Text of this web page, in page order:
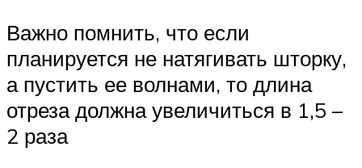
Важно помнить, что если
планируется не натягивать шторку,
а пустить ее волнами, то длина
отреза должна увеличиться в 1,5 –
2 раза